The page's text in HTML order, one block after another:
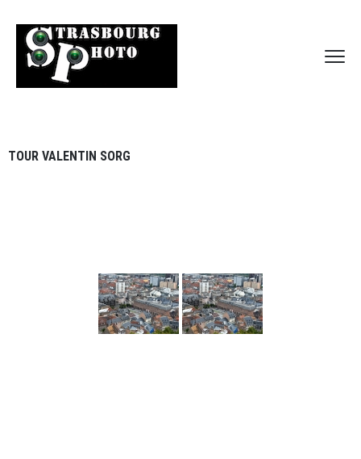
TOUR VALENTIN SORG